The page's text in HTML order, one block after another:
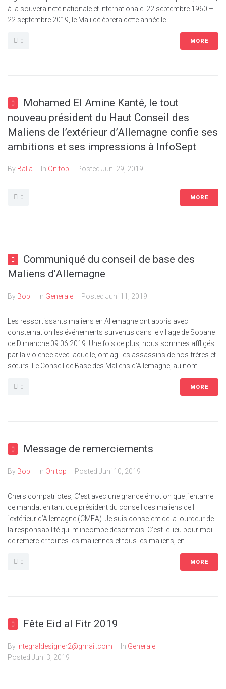
à la souveraineté nationale et internationale. 22 septembre 1960 –
22 septembre 2019, le Mali célèbrera cette année le...
0 MORE
Mohamed El Amine Kanté, le tout
nouveau président du Haut Conseil des
Maliens de l’extérieur d’Allemagne confie ses
ambitions et ses impressions à InfoSept
By Balla In On top Posted Juni 29, 2019
0 MORE
Communiqué du conseil de base des
Maliens d’Allemagne
By Bob In Generale Posted Juni 11, 2019
Les ressortissants maliens en Allemagne ont appris avec
consternation les événements survenus dans le village de Sobane
ce Dimanche 09.06.2019. Une fois de plus, nous sommes affligés
par la violence avec laquelle, ont agi les assassins de nos frères et
sœurs. Le Conseil de Base des Maliens d’Allemagne, au nom...
0 MORE
Message de remerciements
By Bob In On top Posted Juni 10, 2019
Chers compatriotes, C'est avec une grande émotion que j´entame
ce mandat en tant que président du conseil des maliens de l
´extérieur d’Allemagne (CMEA). Je suis conscient de la lourdeur de
la responsabilité qui m’incombe désormais. C’est le lieu pour moi
de remercier toutes les maliennes et tous les maliens, en...
0 MORE
Fête Eid al Fitr 2019
By integraldesigner2@gmail.com In Generale
Posted Juni 3, 2019